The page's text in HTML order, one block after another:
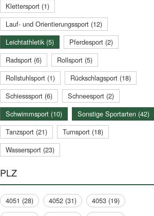
Klettersport (1)
Lauf- und Orientierungssport (12)
Leichtathletik (5)
Pferdesport (2)
Radsport (6)
Rollsport (5)
Rollstuhlsport (1)
Rückschlagsport (18)
Schiesssport (6)
Schneesport (2)
Schwimmsport (10)
Sonstige Sportarten (42)
Tanzsport (21)
Turnsport (18)
Wassersport (23)
PLZ
4051 (28) 4052 (31)
4053 (19)